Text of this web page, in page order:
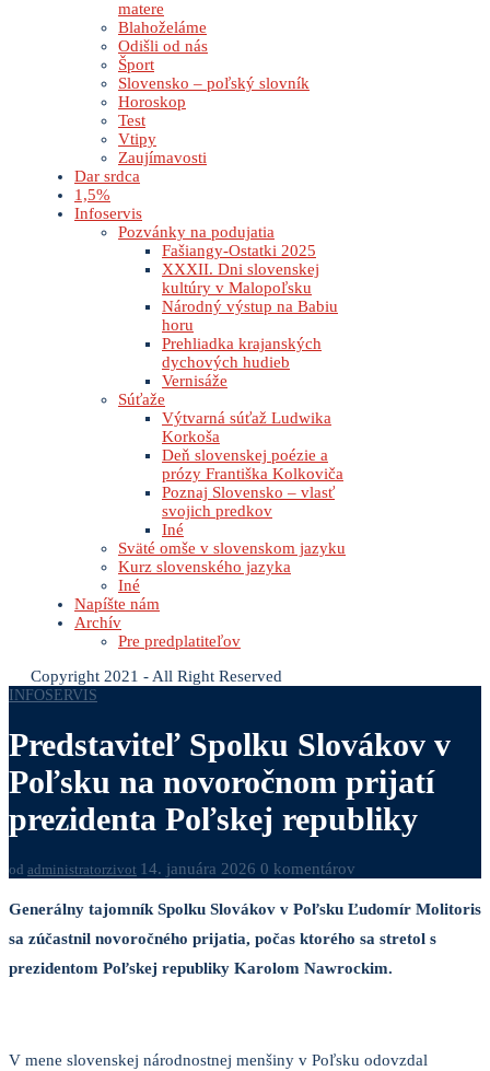
matere
Blahoželáme
Odišli od nás
Šport
Slovensko – poľský slovník
Horoskop
Test
Vtipy
Zaujímavosti
Dar srdca
1,5%
Infoservis
Pozvánky na podujatia
Fašiangy-Ostatki 2025
XXXII. Dni slovenskej
kultúry v Malopoľsku
Národný výstup na Babiu
horu
Prehliadka krajanských
dychových hudieb
Vernisáže
Súťaže
Výtvarná súťaž Ludwika
Korkoša
Deň slovenskej poézie a
prózy Františka Kolkoviča
Poznaj Slovensko – vlasť
svojich predkov
Iné
Sväté omše v slovenskom jazyku
Kurz slovenského jazyka
Iné
Napíšte nám
Archív
Pre predplatiteľov
Copyright 2021 - All Right Reserved
INFOSERVIS
Predstaviteľ Spolku Slovákov v
Poľsku na novoročnom prijatí
prezidenta Poľskej republiky
od administratorzivot 14. januára 2026 0 komentárov
Generálny tajomník Spolku Slovákov v Poľsku Ľudomír Molitoris
sa zúčastnil novoročného prijatia, počas ktorého sa stretol s
prezidentom Poľskej republiky Karolom Nawrockim.
V mene slovenskej národnostnej menšiny v Poľsku odovzdal